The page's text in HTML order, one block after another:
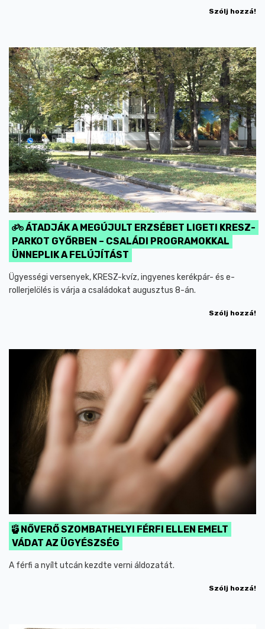
Szólj hozzá!
ÁTADJÁK A MEGÚJULT ERZSÉBET LIGETI KRESZ-
PARKOT GYŐRBEN – CSALÁDI PROGRAMOKKAL
ÜNNEPLIK A FELÚJÍTÁST
Ügyességi versenyek, KRESZ-kvíz, ingyenes kerékpár- és e-
rollerjelölés is várja a családokat augusztus 8-án.
Szólj hozzá!
NŐVERŐ SZOMBATHELYI FÉRFI ELLEN EMELT
VÁDAT AZ ÜGYÉSZSÉG
A férfi a nyílt utcán kezdte verni áldozatát.
Szólj hozzá!